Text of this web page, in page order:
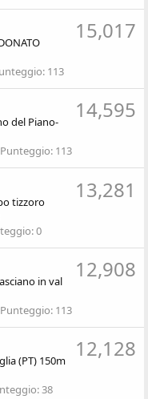
15,017
113
14,595
del Piano-
Punteggio 113
13,281
tizzoro
0
12,908
in val
Punteggio 113
12,128
(PT) 150m
38